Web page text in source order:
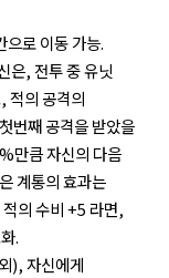
으로 이동 가능.
은, 전투 중 유닛
적의 공격의
번째 공격을 받았을
만큼 자신의 다음
계통의 효과는
의 수비 +5 라면,
.
), 자신에게